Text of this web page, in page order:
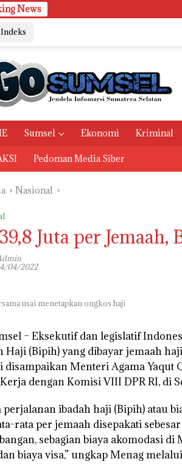
News Selain
Indeks
Sumsel Ekonomi Kriminal
Pedoman Media Siber
Nasional
Juta per
04/2022
usai menetapkan ongkos haji
– Eksekutif dan legislatif
Haji (Bipih) yang dibayar jemaah
disampaikan Menteri Agama Yaqut
dengan Komisi VIII DPR RI, di
perjalanan ibadah haji (Bipih) atau
rata per jemaah disepakati
sebagian biaya akomodasi
biaya visa,” ungkap Menag